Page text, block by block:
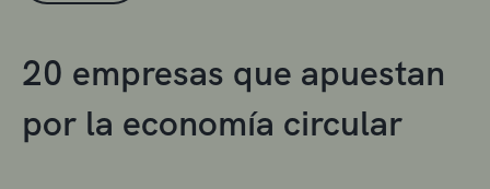
20 empresas que apuestan
por la economía circular